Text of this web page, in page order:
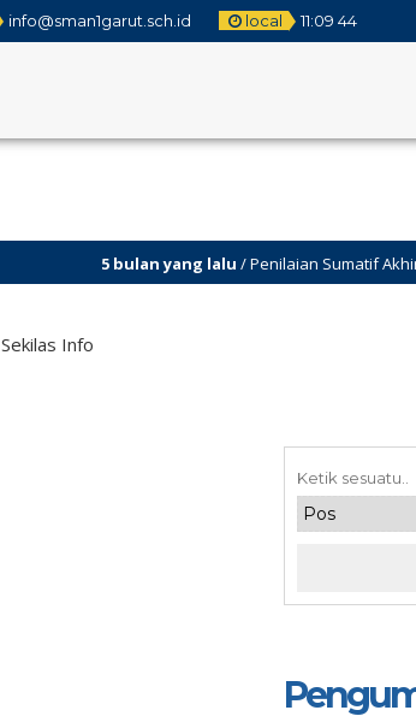
info@sman1garut.sch.id local 11:09 45
5 bulan yang lalu/ Penilaian Sumatif Akhir Jenjang
Sekilas Info